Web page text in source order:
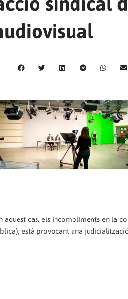
aquest cas, els incompliments en la
està provocant una